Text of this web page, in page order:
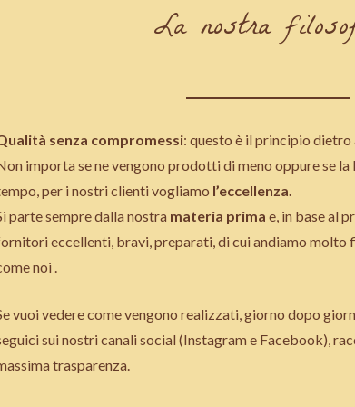
La nostra
senza compromessi: questo è il principio
importa se ne vengono prodotti di meno oppure se
per i nostri clienti vogliamo l’eccellenza.
parte sempre dalla nostra materia prima e, in base al
eccellenti, bravi, preparati, di cui andiamo molto
noi .
vuoi vedere come vengono realizzati, giorno dopo
sui nostri canali social (Instagram e Facebook),
trasparenza.